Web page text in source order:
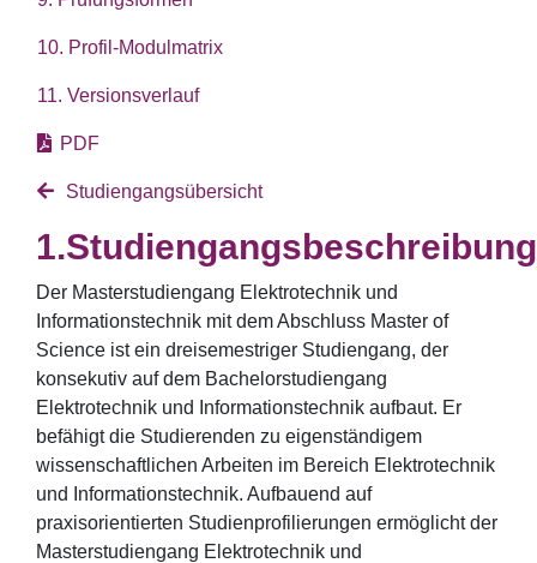
10. Profil-Modulmatrix
11. Versionsverlauf
PDF
Studiengangsübersicht
Studiengangsbeschreibung
Der Masterstudiengang Elektrotechnik und
Informationstechnik mit dem Abschluss Master of
Science ist ein dreisemestriger Studiengang, der
konsekutiv auf dem Bachelorstudiengang
Elektrotechnik und Informationstechnik aufbaut. Er
befähigt die Studierenden zu eigenständigem
wissenschaftlichen Arbeiten im Bereich Elektrotechnik
und Informationstechnik. Aufbauend auf
praxisorientierten Studienprofilierungen ermöglicht der
Masterstudiengang Elektrotechnik und